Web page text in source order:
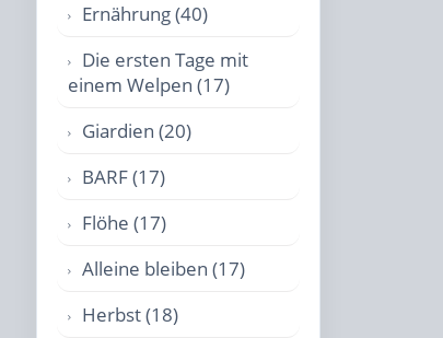
Ernährung (40)
Die ersten Tage mit
einem Welpen (17)
Giardien (20)
BARF (17)
Flöhe (17)
Alleine bleiben (17)
Herbst (18)